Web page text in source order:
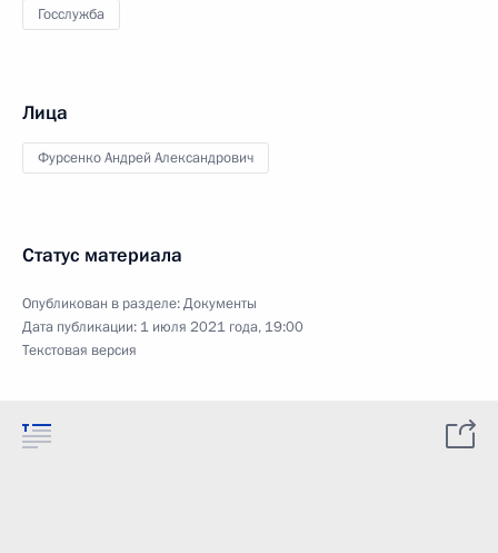
Госслужба
Лица
Фурсенко Андрей Александрович
Статус материала
Опубликован в разделе:Документы
Дата публикации: 1 июля 2021 года, 19:00
Текстовая версия